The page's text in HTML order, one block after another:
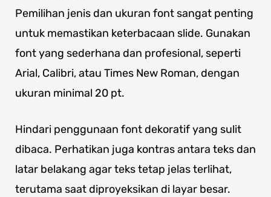
Pemilihan jenis dan ukuran font sangat penting
untuk memastikan keterbacaan slide. Gunakan
font yang sederhana dan profesional, seperti
Arial, Calibri, atau Times New Roman, dengan
ukuran minimal 20 pt.
Hindari penggunaan font dekoratif yang sulit
dibaca. Perhatikan juga kontras antara teks dan
latar belakang agar teks tetap jelas terlihat,
terutama saat diproyeksikan di layar besar.